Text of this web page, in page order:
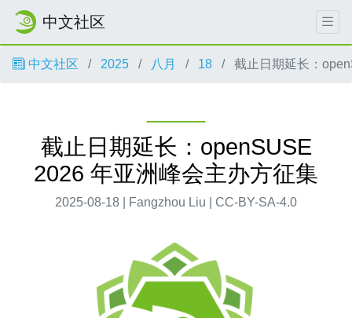
中文社区
中文社区 2025 八月 18 截止日期延长：
截止日期延长：openSUSE
2026 年亚洲峰会主办方征集
2025-08-18 | Fangzhou Liu | CC-BY-SA-4.0